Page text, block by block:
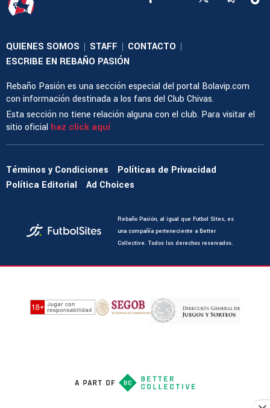
QUIENES SOMOS | STAFF | CONTACTO |
ESCRIBE EN REBAÑO PASIÓN
Rebaño Pasión es una sección especial del portal Bolavip.com
con información destinada a los fans del Club Chivas.
Esta sección no tiene relación alguna con el club. Para visitar el
sitio oficial haz click aquí
Términos y Condiciones
Políticas de Privacidad
Política Editorial
Ad Choices
Rebaño Pasión, al igual que Futbol Sites, es
una compañía perteneciente a Better
Collective. Todos los derechos reservados.